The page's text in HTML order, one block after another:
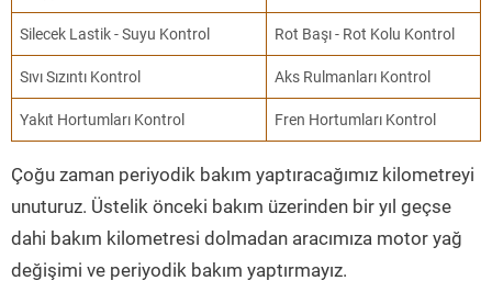
Silecek Lastik - Suyu Kontrol Rot Başı - Rot Kolu Kontrol
Sıvı Sızıntı Kontrol Aks Rulmanları Kontrol
Yakıt Hortumları Kontrol Fren Hortumları Kontrol
Çoğu zaman periyodik bakım yaptıracağımız kilometreyi
unuturuz. Üstelik önceki bakım üzerinden bir yıl geçse
dahi bakım kilometresi dolmadan aracımıza motor yağ
değişimi ve periyodik bakım yaptırmayız.